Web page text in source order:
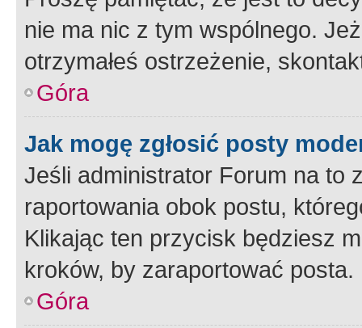
nie ma nic z tym wspólnego.
otrzymałeś ostrzeżenie,
Góra
Jak mogę zgłosić posty
Jeśli administrator Forum na to
raportowania obok postu,
Klikając ten przycisk będziesz
kroków, by zaraportować posta.
Góra